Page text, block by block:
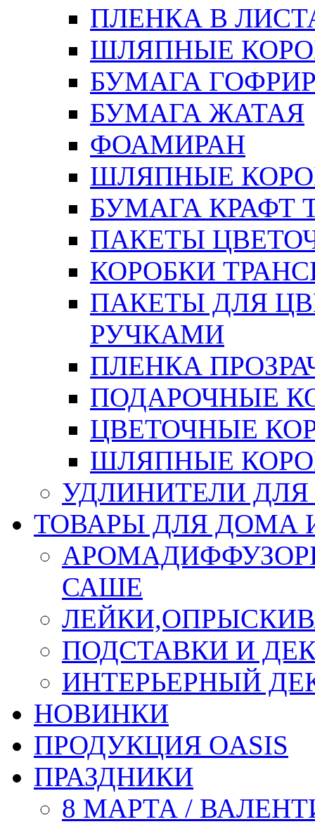
ПЛЕНКА В
ШЛЯПНЫЕ
БУМАГА
БУМАГА ЖАТАЯ
ФОАМИРАН
ШЛЯПНЫЕ
БУМАГА КРАФТ
ПАКЕТЫ
КОРОБКИ
ПАКЕТЫ ДЛЯ
РУЧКАМИ
ПЛЕНКА
ПОДАРОЧНЫЕ
ЦВЕТОЧНЫЕ
ШЛЯПНЫЕ
УДЛИНИТЕЛИ
ТОВАРЫ ДЛЯ ДОМА
САШЕ
ПОДСТАВКИ И
ИНТЕРЬЕРНЫЙ
НОВИНКИ
ПРОДУКЦИЯ OASIS
ПРАЗДНИКИ
8 МАРТА /